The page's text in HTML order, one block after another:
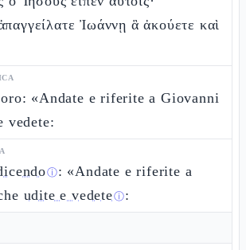
Ἰωάννῃ ἃ ἀκούετε καὶ
«Andate e riferite a Giovanni
vedete:
ⓘ: «Andate e riferite a
udite e vedeteⓘ: